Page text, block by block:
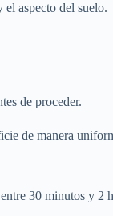
el aspecto del suelo.
de proceder.
de manera
30 minutos y 2